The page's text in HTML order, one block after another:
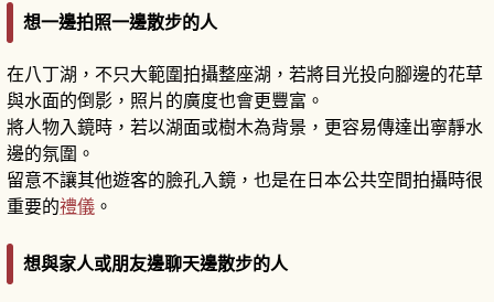
想一邊拍照一邊散步的人
在八丁湖，不只大範圍拍攝整座湖，若將目光投向腳邊的花草
與水面的倒影，照片的廣度也會更豐富。
將人物入鏡時，若以湖面或樹木為背景，更容易傳達出寧靜水
邊的氛圍。
留意不讓其他遊客的臉孔入鏡，也是在日本公共空間拍攝時很
重要的禮儀 。
想與家人或朋友邊聊天邊散步的人